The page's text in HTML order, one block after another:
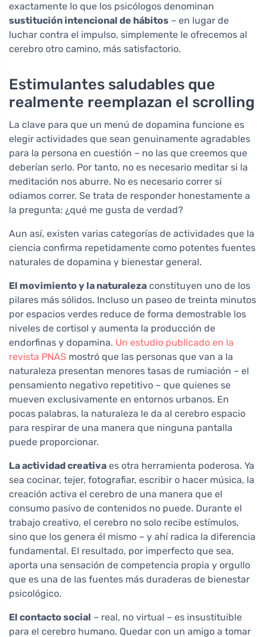
exactamente lo que los psicólogos denominan
sustitución intencional de hábitos – en lugar de
luchar contra el impulso, simplemente le ofrecemos al
cerebro otro camino, más satisfactorio.
Estimulantes saludables que
realmente reemplazan el scrolling
La clave para que un menú de dopamina funcione es
elegir actividades que sean genuinamente agradables
para la persona en cuestión – no las que creemos que
deberían serlo. Por tanto, no es necesario meditar si la
meditación nos aburre. No es necesario correr si
odiamos correr. Se trata de responder honestamente a
la pregunta: ¿qué me gusta de verdad?
Aun así, existen varias categorías de actividades que la
ciencia confirma repetidamente como potentes fuentes
naturales de dopamina y bienestar general.
El movimiento y la naturaleza constituyen uno de los
pilares más sólidos. Incluso un paseo de treinta minutos
por espacios verdes reduce de forma demostrable los
niveles de cortisol y aumenta la producción de
endorfinas y dopamina. Un estudio publicado en la
revista PNAS mostró que las personas que van a la
naturaleza presentan menores tasas de rumiación – el
pensamiento negativo repetitivo – que quienes se
mueven exclusivamente en entornos urbanos. En
pocas palabras, la naturaleza le da al cerebro espacio
para respirar de una manera que ninguna pantalla
puede proporcionar.
La actividad creativa es otra herramienta poderosa. Ya
sea cocinar, tejer, fotografiar, escribir o hacer música, la
creación activa el cerebro de una manera que el
consumo pasivo de contenidos no puede. Durante el
trabajo creativo, el cerebro no solo recibe estímulos,
sino que los genera él mismo – y ahí radica la diferencia
fundamental. El resultado, por imperfecto que sea,
aporta una sensación de competencia propia y orgullo
que es una de las fuentes más duraderas de bienestar
psicológico.
El contacto social – real, no virtual – es insustituible
para el cerebro humano. Quedar con un amigo a tomar